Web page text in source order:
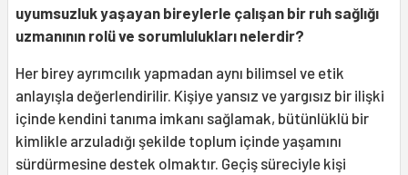
uyumsuzluk yaşayan bireylerle çalışan bir ruh sağlığı
uzmanının rolü ve sorumlulukları nelerdir?
Her birey ayrımcılık yapmadan aynı bilimsel ve etik
anlayışla değerlendirilir. Kişiye yansız ve yargısız bir ilişki
içinde kendini tanıma imkanı sağlamak, bütünlüklü bir
kimlikle arzuladığı şekilde toplum içinde yaşamını
sürdürmesine destek olmaktır. Geçiş süreciyle kişi